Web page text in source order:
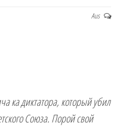
Aus
ка диктатора, который убил
Союза. Порой свой